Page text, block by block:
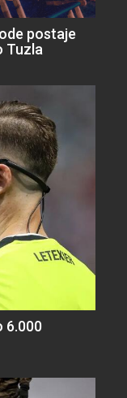
postaje
Tuzla
6.000